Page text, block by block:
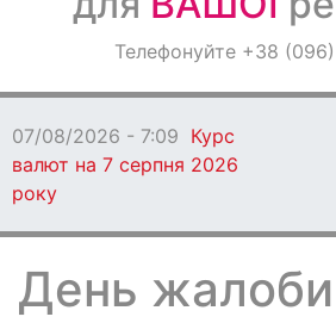
ОголошенняТелефонуйте +38
07/08/2026 - 7:04
премії Global Teacher
День жалоби